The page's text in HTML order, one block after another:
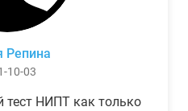
Репина
10-03
тест НИПТ как только